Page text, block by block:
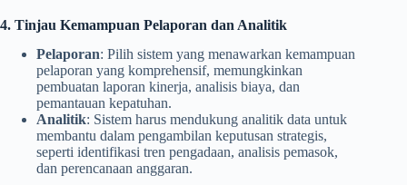
4. Tinjau Kemampuan Pelaporan dan Analitik
Pelaporan: Pilih sistem yang menawarkan kemampuan
pelaporan yang komprehensif, memungkinkan
pembuatan laporan kinerja, analisis biaya, dan
pemantauan kepatuhan.
Analitik: Sistem harus mendukung analitik data untuk
membantu dalam pengambilan keputusan strategis,
seperti identifikasi tren pengadaan, analisis pemasok,
dan perencanaan anggaran.